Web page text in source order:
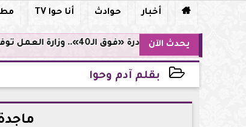
 أخبار حوادث أنا حوا TV
يحدث الآن
مبادرة «فوق الـ40».. وزارة العمل توفر فرص توظيف لأصحاب الخبرات
بقلم آدم وحوا
2025-03-06 00:58:29